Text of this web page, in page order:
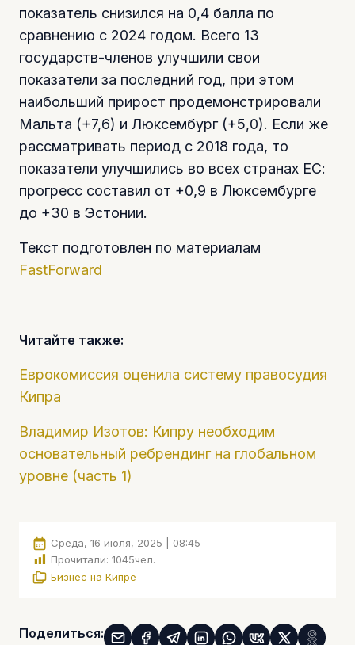
показатель снизился на 0,4 балла по
сравнению с 2024 годом. Всего 13
государств-членов улучшили свои
показатели за последний год, при этом
наибольший прирост продемонстрировали
Мальта (+7,6) и Люксембург (+5,0). Если же
рассматривать период с 2018 года, то
показатели улучшились во всех странах ЕС:
прогресс составил от +0,9 в Люксембурге
до +30 в Эстонии.
Текст подготовлен по материалам
FastForward
Читайте также:
Еврокомиссия оценила систему правосудия
Кипра
Владимир Изотов: Кипру необходим
основательный ребрендинг на глобальном
уровне (часть 1)
Среда, 16 июля, 2025 | 08:45
Прочитали: 1045чел.
Бизнес на Кипре
Поделиться: